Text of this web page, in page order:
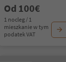
Od 100€
1 nocleg / 1
mieszkanie w tym
podatek VAT